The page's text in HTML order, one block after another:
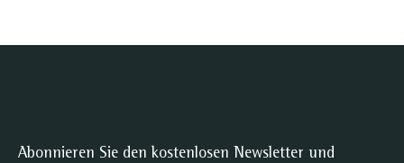
Abonnieren Sie den kostenlosen Newsletter und